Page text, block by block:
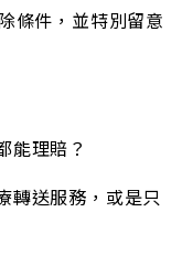
條件，並特別留意
能理賠？
轉送服務，或是只